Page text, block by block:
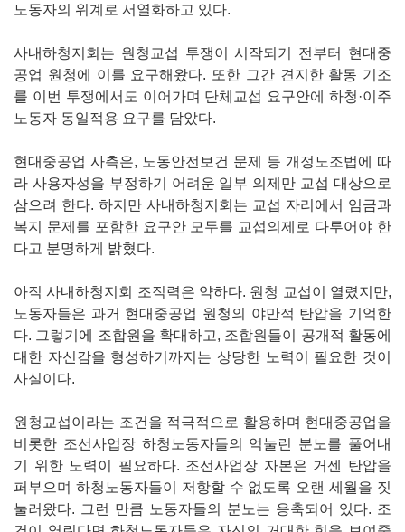
노동자의 위계로 서열화하고 있다.
사내하청지회는 원청교섭 투쟁이 시작되기 전부터 현대중
공업 원청에 이를 요구해왔다. 또한 그간 견지한 활동 기조
를 이번 투쟁에서도 이어가며 단체교섭 요구안에 하청·이주
노동자 동일적용 요구를 담았다.
현대중공업 사측은, 노동안전보건 문제 등 개정노조법에 따
라 사용자성을 부정하기 어려운 일부 의제만 교섭 대상으로
삼으려 한다. 하지만 사내하청지회는 교섭 자리에서 임금과
복지 문제를 포함한 요구안 모두를 교섭의제로 다루어야 한
다고 분명하게 밝혔다.
아직 사내하청지회 조직력은 약하다. 원청 교섭이 열렸지만,
노동자들은 과거 현대중공업 원청의 야만적 탄압을 기억한
다. 그렇기에 조합원을 확대하고, 조합원들이 공개적 활동에
대한 자신감을 형성하기까지는 상당한 노력이 필요한 것이
사실이다.
원청교섭이라는 조건을 적극적으로 활용하며 현대중공업을
비롯한 조선사업장 하청노동자들의 억눌린 분노를 풀어내
기 위한 노력이 필요하다. 조선사업장 자본은 거센 탄압을
퍼부으며 하청노동자들이 저항할 수 없도록 오랜 세월을 짓
눌러왔다. 그런 만큼 노동자들의 분노는 응축되어 있다. 조